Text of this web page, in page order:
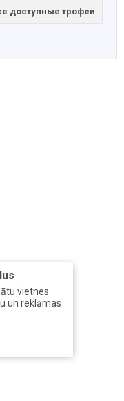
vietnes
un reklāmas
доступные трофеи